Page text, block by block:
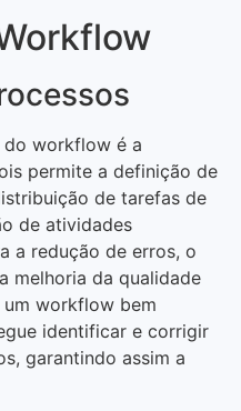
do workflow é a
permite a definição de
de tarefas de
de atividades
a redução de erros, o
melhoria da qualidade
workflow bem
identificar e corrigir
garantindo assim a